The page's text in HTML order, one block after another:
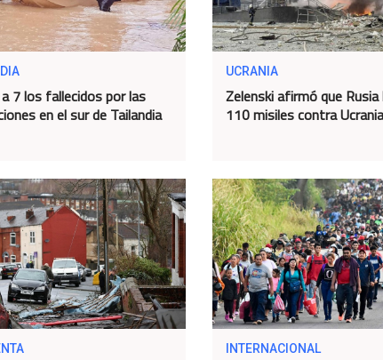
7 los fallecidos por las
en el sur de Tailandia
UCRANIA
Zelenski afirmó que
110 misiles contra Ucrania
INTERNACIONAL